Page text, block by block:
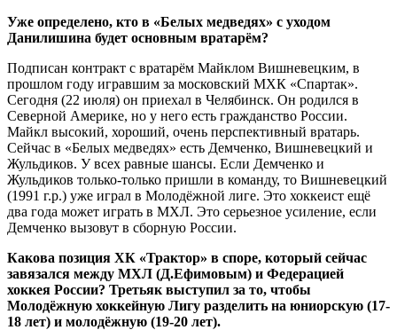
Уже определено, кто в «Белых медведях» с уходом
Данилишина будет основным вратарём?
Подписан контракт с вратарём Майклом Вишневецким, в
прошлом году игравшим за московский МХК «Спартак».
Сегодня (22 июля) он приехал в Челябинск. Он родился в
Северной Америке, но у него есть гражданство России.
Майкл высокий, хороший, очень перспективный вратарь.
Сейчас в «Белых медведях» есть Демченко, Вишневецкий и
Жульдиков. У всех равные шансы. Если Демченко и
Жульдиков только-только пришли в команду, то Вишневецкий
(1991 г.р.) уже играл в Молодёжной лиге. Это хоккеист ещё
два года может играть в МХЛ. Это серьезное усиление, если
Демченко вызовут в сборную России.
Какова позиция ХК «Трактор» в споре, который сейчас
завязался между МХЛ (Д.Ефимовым) и Федерацией
хоккея России? Третьяк выступил за то, чтобы
Молодёжную хоккейную Лигу разделить на юниорскую (17-
18 лет) и молодёжную (19-20 лет).